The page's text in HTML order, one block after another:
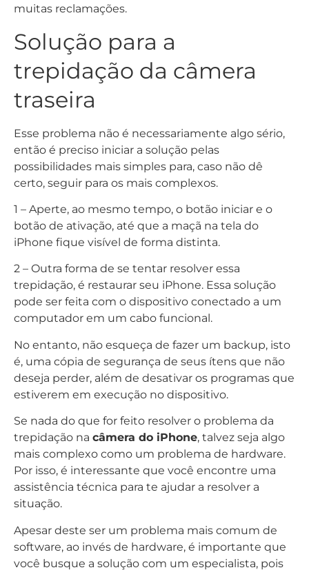
muitas reclamações.
Solução para a
trepidação da câmera
traseira
Esse problema não é necessariamente algo sério,
então é preciso iniciar a solução pelas
possibilidades mais simples para, caso não dê
certo, seguir para os mais complexos.
1 – Aperte, ao mesmo tempo, o botão iniciar e o
botão de ativação, até que a maçã na tela do
iPhone fique visível de forma distinta.
2 – Outra forma de se tentar resolver essa
trepidação, é restaurar seu iPhone. Essa solução
pode ser feita com o dispositivo conectado a um
computador em um cabo funcional.
No entanto, não esqueça de fazer um backup, isto
é, uma cópia de segurança de seus ítens que não
deseja perder, além de desativar os programas que
estiverem em execução no dispositivo.
Se nada do que for feito resolver o problema da
trepidação na câmera do iPhone, talvez seja algo
mais complexo como um problema de hardware.
Por isso, é interessante que você encontre uma
assistência técnica para te ajudar a resolver a
situação.
Apesar deste ser um problema mais comum de
software, ao invés de hardware, é importante que
você busque a solução com um especialista, pois